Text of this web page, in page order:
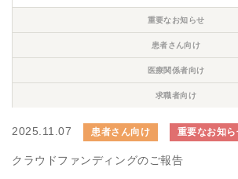
重要なお知らせ
患者さん向け
医療関係者向け
求職者向け
2025.11.07 患者さん向け 重要なお知ら
クラウドファンディングのご報告